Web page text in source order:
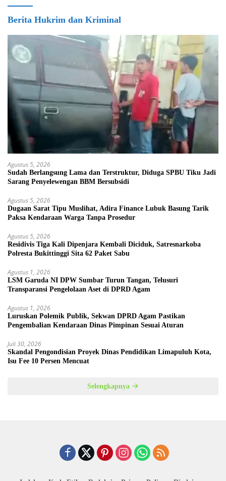
Berita Hukrim dan Kriminal
Agustus 5, 2026
Sudah Berlangsung Lama dan Terstruktur, Diduga SPBU Tiku Jadi
Sarang Penyelewengan BBM Bersubsidi
Agustus 5, 2026
Dugaan Sarat Tipu Muslihat, Adira Finance Lubuk Basung Tarik
Paksa Kendaraan Warga Tanpa Prosedur
Agustus 5, 2026
Residivis Tiga Kali Dipenjara Kembali Diciduk, Satresnarkoba
Polresta Bukittinggi Sita 62 Paket Sabu
Agustus 1, 2026
LSM Garuda NI DPW Sumbar Turun Tangan, Telusuri
Transparansi Pengelolaan Aset di DPRD Agam
Agustus 1, 2026
Luruskan Polemik Publik, Sekwan DPRD Agam Pastikan
Pengembalian Kendaraan Dinas Pimpinan Sesuai Aturan
Juli 30, 2026
Skandal Pengondisian Proyek Dinas Pendidikan Limapuluh Kota,
Isu Fee 10 Persen Mencuat
Selengkapnya